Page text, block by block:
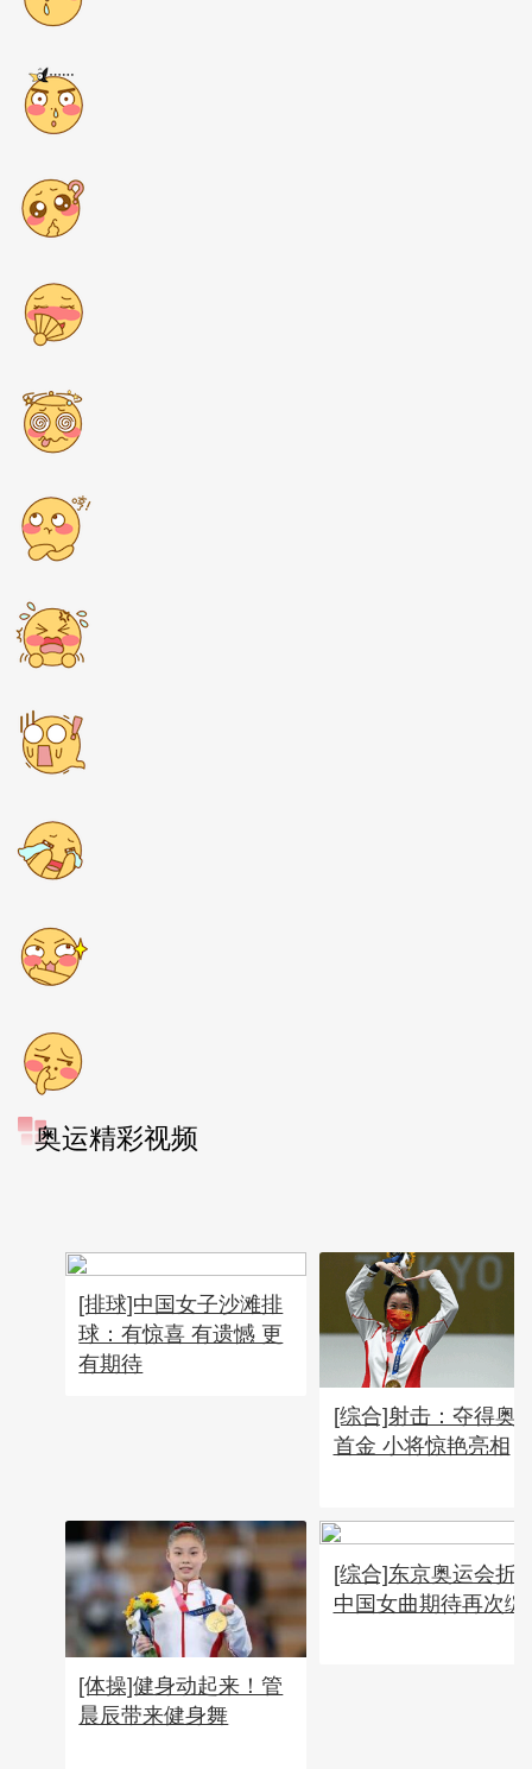
奥运精彩视频
[排球]中国女子沙滩排
球：有惊喜 有遗憾 更
有期待
[综合]射击：夺得奥
首金 小将惊艳亮相
[体操]健身动起来！管
晨辰带来健身舞
[综合]东京奥运会折
中国女曲期待再次绽